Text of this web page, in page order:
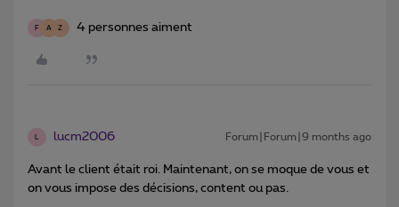
F A Z 4 personnes aiment
lucm2006 Forum|Forum|9 months ago
Avant le client était roi. Maintenant, on se moque de vous et
on vous impose des décisions, content ou pas.